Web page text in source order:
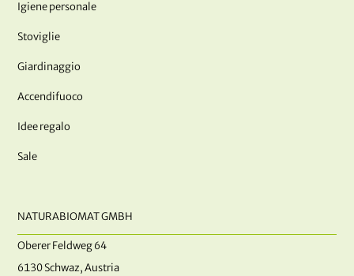
Igiene personale
Stoviglie
Giardinaggio
Accendifuoco
Idee regalo
Sale
NATURABIOMAT GMBH
Oberer Feldweg 64
6130 Schwaz, Austria